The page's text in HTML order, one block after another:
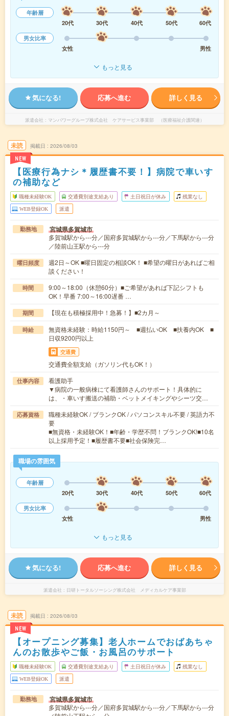
年齢層
20代
30代 40代 50代
60代
男女比率
女性
男性
もっと見る
気になる! 応募へ進む 詳しく見る
派遣会社 マンパワーグループ株式会社 ケアサービス事業部 （医療福祉介護関連）
未読
NEW
掲載日 2026/08/03
【医療行為ナシ＊履歴書不要！】病院で車いす
の補助など
職種未経験OK 交通費別途支給あり 土日祝日が休み 残業なし
WEB登録OK 派遣
勤務地 宮城県多賀城市
多賀城駅から---分／国府多賀城駅から---分／下馬駅から---分
／陸前山王駅から---分
曜日頻度
週2日～OK ■曜日固定の相談OK！ ■希望の曜日があればご相
談ください！
時間
9:00～18:00（休憩60分）■ご希望があれば下記シフトも
OK！早番 7:00～16:00遅番 …
期間 【現在も積極採用中！急募！】■2カ月～
時給
無資格未経験：時給1150円～ ■週払いOK ■扶養内OK ■
日収9200円以上
交通費
交通費全額支給（ガソリン代もOK！）
仕事内容
看護助手
▼病院の一般病棟にて看護師さんのサポート！具体的に
は、・車いす搬送の補助・ベットメイキングやシーツ交…
応募資格
職種未経験OK / ブランクOK / パソコンスキル不要 / 英語力不
要
■無資格・未経験OK！■年齢・学歴不問！ブランクOK!■10名
以上採用予定！■履歴書不要■社会保険完…
職場の雰囲気
年齢層
20代
30代 40代 50代
60代
男女比率
女性
男性
もっと見る
気になる! 応募へ進む 詳しく見る
派遣会社 日研トータルソーシング株式会社 メディカルケア事業部
未読
NEW
掲載日 2026/08/03
【オープニング募集】老人ホームでおばあちゃ
んのお散歩やご飯・お風呂のサポート
職種未経験OK 交通費別途支給あり 土日祝日が休み 残業なし
WEB登録OK 派遣
勤務地 宮城県多賀城市
多賀城駅から---分／国府多賀城駅から---分／下馬駅から---分